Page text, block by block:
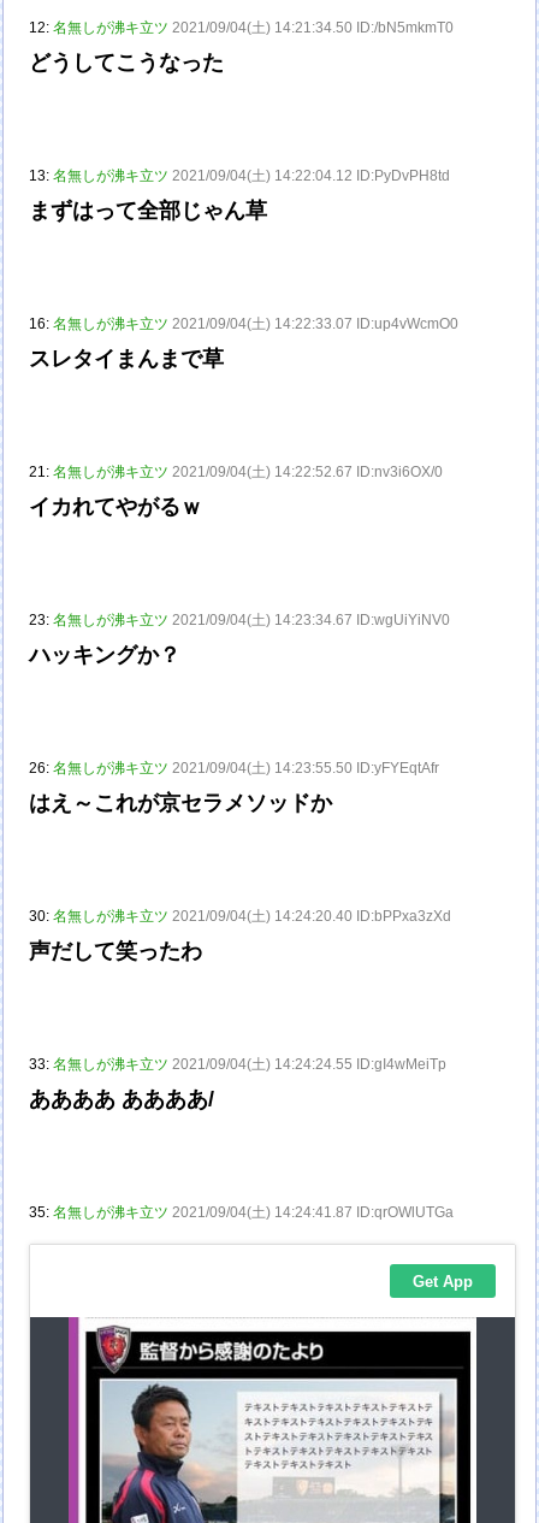
12:名無しが沸キ立ツ 2021/09/04(土) 14:21:34.50 ID:/bN5mkmT0
どうしてこうなった
13:名無しが沸キ立ツ 2021/09/04(土) 14:22:04.12 ID:PyDvPH8td
まずはって全部じゃん草
16:名無しが沸キ立ツ 2021/09/04(土) 14:22:33.07 ID:up4vWcmO0
スレタイまんまで草
21:名無しが沸キ立ツ 2021/09/04(土) 14:22:52.67 ID:nv3i6OX/0
イカれてやがるｗ
23:名無しが沸キ立ツ 2021/09/04(土) 14:23:34.67 ID:wgUiYiNV0
ハッキングか？
26:名無しが沸キ立ツ 2021/09/04(土) 14:23:55.50 ID:yFYEqtAfr
はえ～これが京セラメソッドか
30:名無しが沸キ立ツ 2021/09/04(土) 14:24:20.40 ID:bPPxa3zXd
声だして笑ったわ
33:名無しが沸キ立ツ 2021/09/04(土) 14:24:24.55 ID:gI4wMeiTp
ああああ ああああ/
35:名無しが沸キ立ツ 2021/09/04(土) 14:24:41.87 ID:qrOWlUTGa